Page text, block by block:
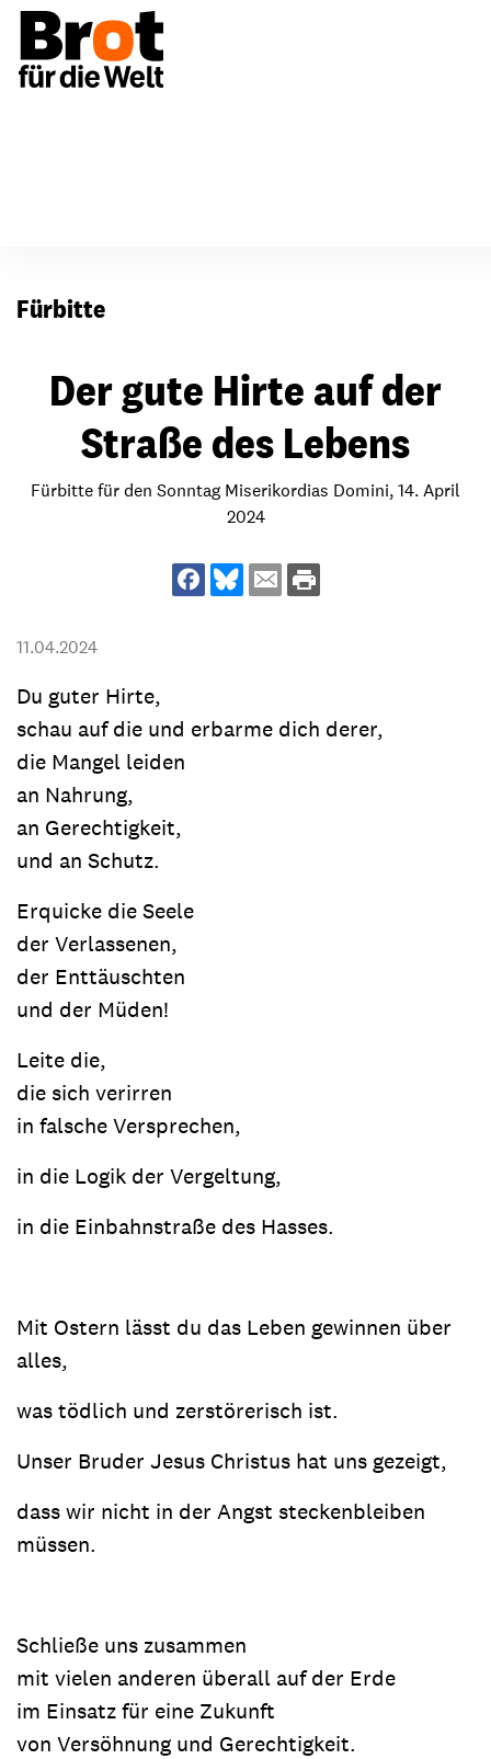
Fürbitte
Der gute Hirte auf der
Straße des Lebens
Fürbitte für den Sonntag Miserikordias Domini, 14. April
2024
11.04.2024
Du guter Hirte,
schau auf die und erbarme dich derer,
die Mangel leiden
an Nahrung,
an Gerechtigkeit,
und an Schutz.
Erquicke die Seele
der Verlassenen,
der Enttäuschten
und der Müden!
Leite die,
die sich verirren
in falsche Versprechen,
in die Logik der Vergeltung,
in die Einbahnstraße des Hasses.
Mit Ostern lässt du das Leben gewinnen über
alles,
was tödlich und zerstörerisch ist.
Unser Bruder Jesus Christus hat uns gezeigt,
dass wir nicht in der Angst steckenbleiben
müssen.
Schließe uns zusammen
mit vielen anderen überall auf der Erde
im Einsatz für eine Zukunft
von Versöhnung und Gerechtigkeit.